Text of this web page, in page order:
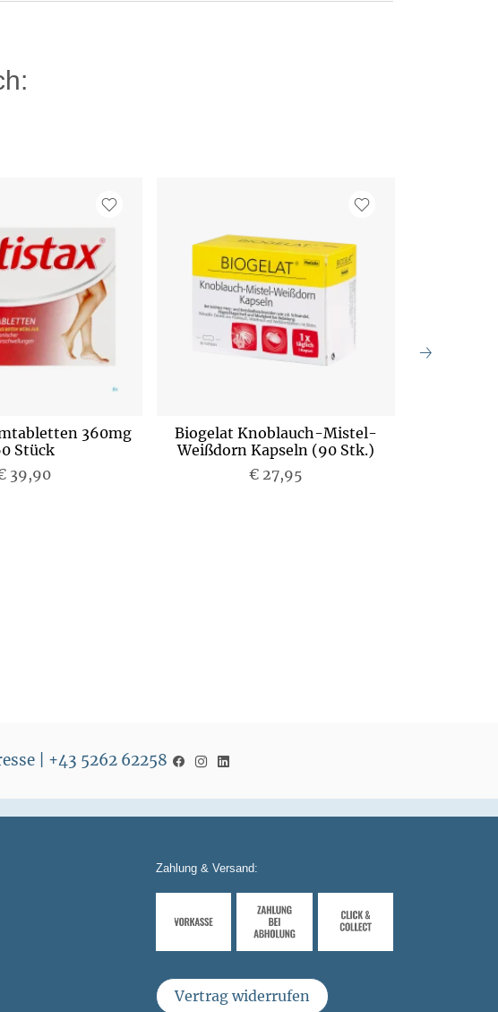
360mg
Stück
39,90
Biogelat Knoblauch-Mistel-
Weißdorn Kapseln (90 Stk.)
€ 27,95
P
P
| +43 5262 62258
Zahlung & Versand:
Vertrag widerrufen